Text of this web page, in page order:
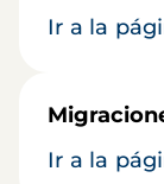
Ir a la
Ir a la